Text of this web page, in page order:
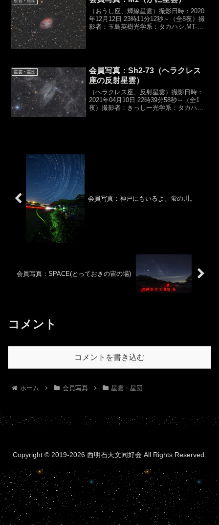
（おうし座、輝線星雲）撮影日時：2020
年12月12日 23時11分12秒～（全8夜）撮
影者：玉島英樹光学系：タカハシ,MT-
星雲・星団
会員写真：Sh2-73（ヘラクレス
座の反射星雲）
（ヘラクレス座、反射星雲）撮影日時：
2021年04月10日 22時39分58秒～（全1
夜）撮影者：きっしー光学系：タカハ
会員写真：神戸にもいるよ。蛍の川。
会員写真：SPACE(とっておきの宙の場)
コメント
コメントを書き込む
ホーム 会員写真 星雲・星団
Copyright © 2019-2026 西明石天文同好会 All Rights Reserved.